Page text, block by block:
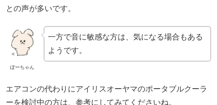
との声が多いです。
ぽーちゃん
一方で音に敏感な方は、気になる場合もある
ようです。
エアコンの代わりにアイリスオーヤマのポータブルクーラ
ーを検討中の方は、参考にしてみてくださいね。